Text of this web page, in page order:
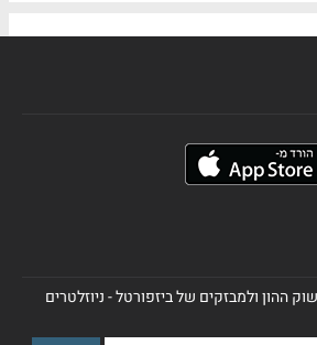
ההון ולמבזקים של ביזפורטל - ניוזלטרים